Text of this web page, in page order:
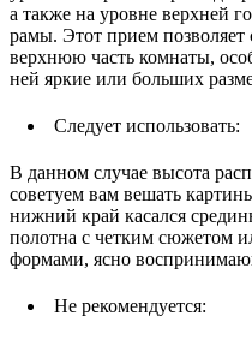
а также на уровне верхней
рамы. Этот прием
верхнюю часть комнаты,
ней яркие или больших
Следует использовать:
В данном случае высота
советуем вам вешать
нижний край касался
полотна с четким сюжетом
формами, ясно
Не рекомендуется: